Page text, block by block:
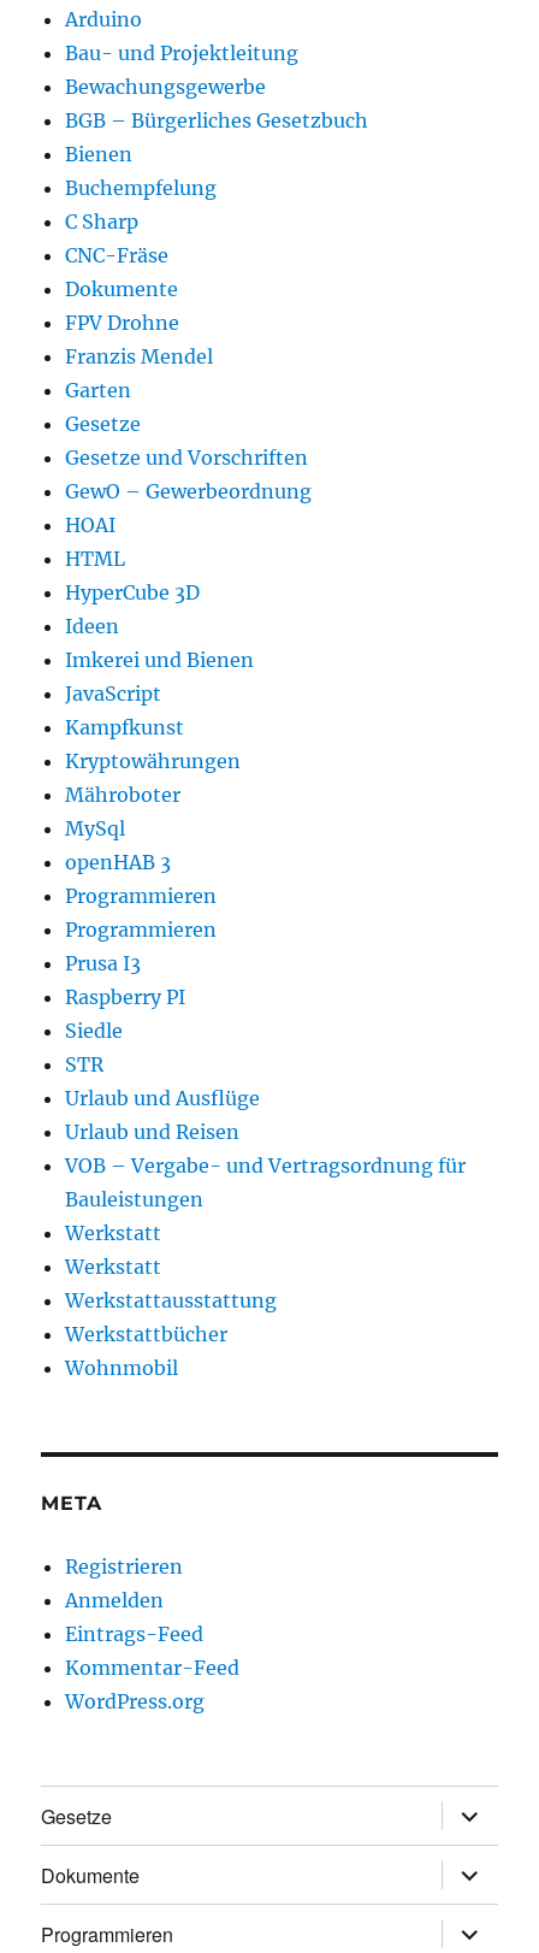
Arduino
Bau- und Projektleitung
Bewachungsgewerbe
BGB – Bürgerliches Gesetzbuch
Bienen
Buchempfelung
C Sharp
CNC-Fräse
Dokumente
FPV Drohne
Franzis Mendel
Garten
Gesetze
Gesetze und Vorschriften
GewO – Gewerbeordnung
HOAI
HTML
HyperCube 3D
Ideen
Imkerei und Bienen
JavaScript
Kampfkunst
Kryptowährungen
Mähroboter
MySql
openHAB 3
Programmieren
Programmieren
Prusa I3
Raspberry PI
Siedle
STR
Urlaub und Ausflüge
Urlaub und Reisen
VOB – Vergabe- und Vertragsordnung für
Bauleistungen
Werkstatt
Werkstatt
Werkstattausstattung
Werkstattbücher
Wohnmobil
META
Registrieren
Anmelden
Eintrags-Feed
Kommentar-Feed
WordPress.org
Gesetze
anzeigen
Dokumente
anzeigen
Programmieren
anzeigen